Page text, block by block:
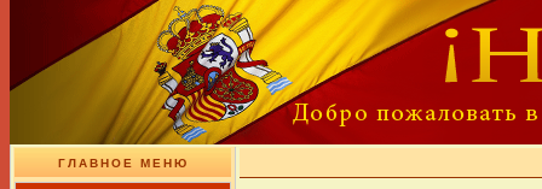
ГЛАВНОЕ МЕНЮ